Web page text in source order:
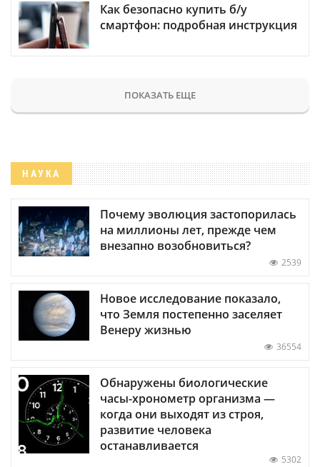
Как безопасно купить б/у
смартфон: подробная инструкция
ПОКАЗАТЬ ЕЩЕ
НАУКА
Почему эволюция застопорилась
на миллионы лет, прежде чем
внезапно возобновиться?
2539
Новое исследование показало,
что Земля постепенно заселяет
Венеру жизнью
36554
Обнаружены биологические
часы-хронометр организма —
когда они выходят из строя,
развитие человека
останавливается
5302